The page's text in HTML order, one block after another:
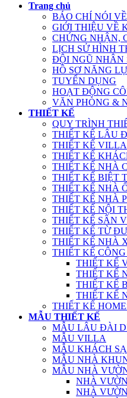
Trang chủ
BÁO CHÍ NÓI
GIỚI THIỆU VỀ
CHỨNG NHẬN,
LỊCH SỬ HÌNH
ĐỘI NGŨ NHÂN
HỒ SƠ NĂNG
TUYỂN DỤNG
HOẠT ĐỘNG
VĂN PHÒNG &
THIẾT KẾ
QUY TRÌNH
THIẾT KẾ LÂU
THIẾT KẾ VILLA
THIẾT KẾ
THIẾT KẾ NHÀ
THIẾT KẾ BIỆT
THIẾT KẾ NHÀ
THIẾT KẾ NHÀ
THIẾT KẾ NỘI
THIẾT KẾ SÂN
THIẾT KẾ TỪ
THIẾT KẾ NHÀ
THIẾT KẾ
THIẾT KẾ
THIẾT KẾ
THIẾT KẾ
THIẾT KẾ
THIẾT KẾ
MẪU THIẾT KẾ
MẪU LÂU ĐÀI
MẪU VILLA
MẪU KHÁCH
MẪU NHÀ
MẪU NHÀ
NHÀ
NHÀ